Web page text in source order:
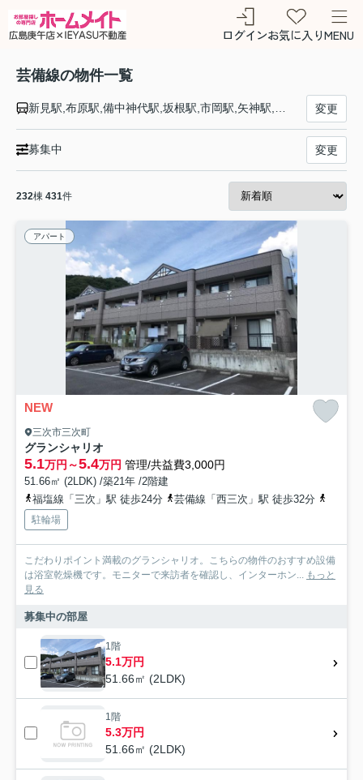
ログインお気に入りMENU
芸備線の物件一覧
新見駅,布原駅,備中神代駅,坂根駅,市岡駅,矢神駅,野馳駅,東城駅,備後八幡駅,内名駅,小奴可駅,道後山駅,備後落合駅,比婆山駅,備後西城駅,平子駅,高駅,備後庄原駅,備後三日市駅,七塚駅,山ノ内駅,下和知駅,塩町駅,神杉駅,八次駅,三次駅,西三次駅,志和地駅,上川立駅,甲立駅,吉田口駅,向原駅,井原市駅,志和口駅,上三田駅,中三田駅,白木山駅,狩留家駅,上深川駅,中深川駅,下深川駅,玖村駅,安芸矢口駅,戸坂駅,矢賀駅,広島駅 変更
募集中 変更
232棟 431件
アパート
NEW
三次市三次町
グランシャリオ
5.1万円～5.4万円 管理/共益費3,000円
51.66㎡ (2LDK) /築21年 /2階建
福塩線「三次」駅 徒歩24分
芸備線「西三次」駅 徒歩32分
駐輪場
こだわりポイント満載のグランシャリオ。こちらの物件のおすすめ設備
は浴室乾燥機です。モニターで来訪者を確認し、インターホン...
もっと
見る
募集中の部屋
1階
5.1万円
51.66㎡ (2LDK)
1階
5.3万円
51.66㎡ (2LDK)